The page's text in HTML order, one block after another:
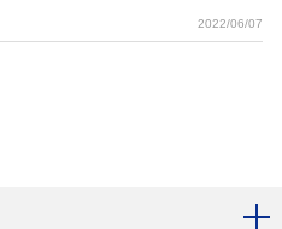
2022/06/07